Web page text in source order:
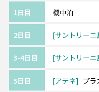
屋上バー
最新の機
1日目 機中泊
2日目 サントリーニ
3-4日目 サントリーニ
5日目 アテネ プラ